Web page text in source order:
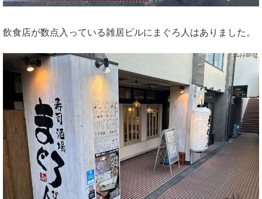
飲食店が数点入っている雑居ビルにまぐろ人はありました。